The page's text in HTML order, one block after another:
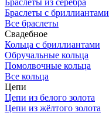
Браслеты из серебра
Браслеты с бриллиантами
Все браслеты
Свадебное
Кольца с бриллиантами
Обручальные кольца
Помолвочные кольца
Все кольца
Цепи
Цепи из белого золота
Цепи из жёлтого золота